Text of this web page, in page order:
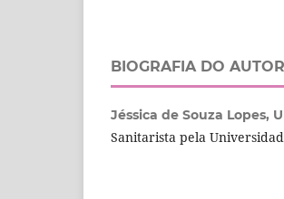
BIOGRAFIA DO AUTOR
Jéssica de Souza Lopes,
Sanitarista pela